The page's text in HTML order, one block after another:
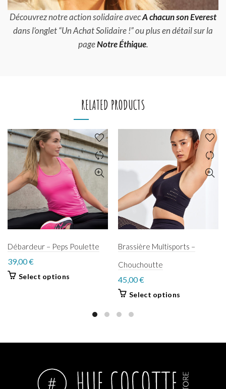
Découvrez notre action solidaire avecA chacun son Everest
dans l’onglet “Un Achat Solidaire !” ou plus en détail sur la
pageNotre Éthique.
RELATED PRODUCTS
Débardeur – Peps Poulette
39,00€
Select options
Brassière Multisports –
Chouchoutte
45,00€
Select options